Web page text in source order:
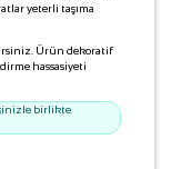
yeterli taşıma
Ürün dekoratif
hassasiyeti
birlikte